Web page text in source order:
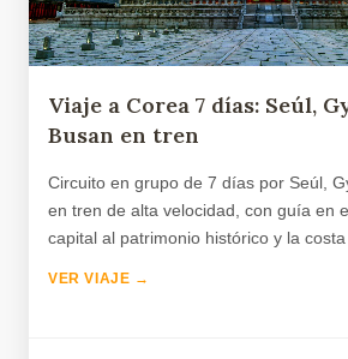
Viaje a Corea 7 días: Seúl,
Busan en tren
Circuito en grupo de 7 días por Seúl,
en tren de alta velocidad, con guía en
capital al patrimonio histórico y la costa
VER VIAJE →